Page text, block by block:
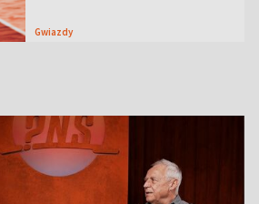
Gwiazdy